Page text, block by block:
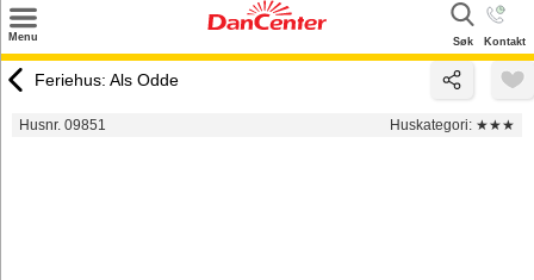
Menu Kontakt
Søk
Tilbud
Feriehus: Als Odde
Husnr. 09851 Huskategori: ★★★